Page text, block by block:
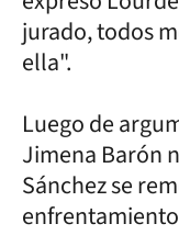
jurado, todos
ella".
Luego de
Jimena Barón
Sánchez se